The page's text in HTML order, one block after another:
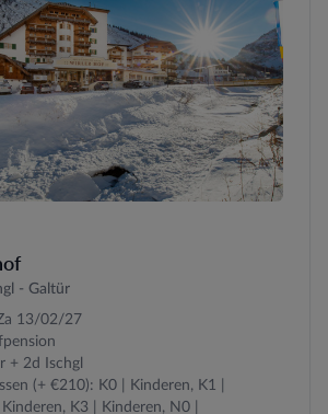
- Galtür
13/02/27
+ 2d Ischgl
(+ €210): K0 | Kinderen, K1 |
K3 | Kinderen, N0 |